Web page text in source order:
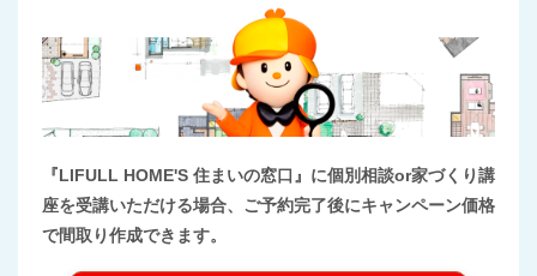
『LIFULL HOME'S 住まいの窓口』に個別相談or家づくり講
座を受講いただける場合、ご予約完了後にキャンペーン価格
で間取り作成できます。